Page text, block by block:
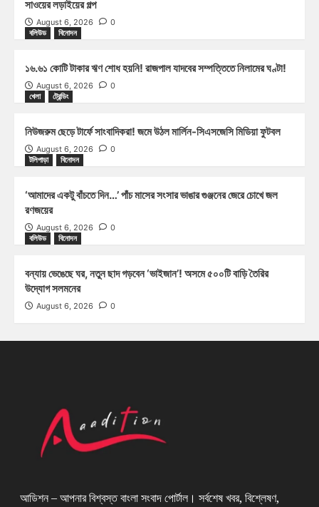
সাওয়ের লড়াইয়ের গল্প
August 6, 2026
0
বলিউড
বিনোদন
১৬.৬১ কোটি টাকার ঋণ শোধ হয়নি! রাজপাল যাদবের সম্পত্তিতে নিলামের ঘণ্টা!
August 6, 2026
0
খেলা
ট্রেন্ডিং
নিউজরুম ছেড়ে টার্ফে সাংবাদিকরা! জমে উঠল মার্লিন-সিএসজেসি মিডিয়া ফুটবল
August 6, 2026
0
টলিপাড়া
বিনোদন
‘আমাদের একটু বাঁচতে দিন…’ পাঁচ মাসের সংসার ভাঙার গুঞ্জনের জেরে চোখে জল
রণজয়ের
August 6, 2026
0
বলিউড
বিনোদন
বন্যায় ভেঙেছে ঘর, নতুন ছাদ গড়বেন ‘ভাইজান’! অসমে ৫০০টি বাড়ি তৈরির
উদ্যোগ সলমনের
August 6, 2026 0
আডিশন – আপনার বিশ্বস্ত বাংলা সংবাদ পোর্টাল। সর্বশেষ খবর, বিশ্লেষণ,